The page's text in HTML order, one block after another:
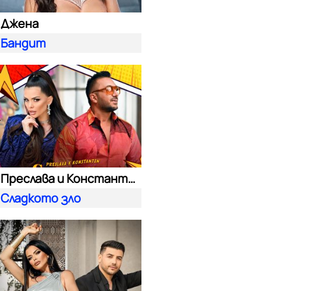
Джена
Бандит
Преслава и Константин
Сладкото зло